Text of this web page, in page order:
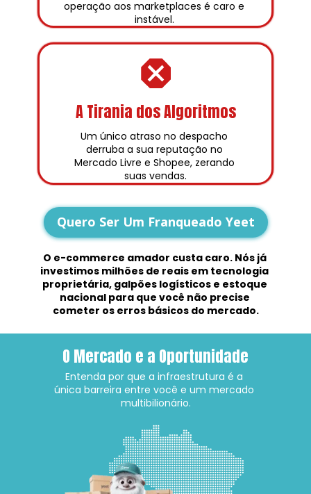
A Tirania dos Algoritmos
operação aos marketplaces é caro e
instável.
Um único atraso no despacho
derruba a sua reputação no
Mercado Livre e Shopee, zerando
suas vendas.
O e-commerce amador custa caro. Nós já
investimos milhões de reais em tecnologia
proprietária, galpões logísticos e estoque
nacional para que você não precise
cometer os erros básicos do mercado.
Quero Ser Um Franqueado Yeet
O Mercado e a Oportunidade
Entenda por que a infraestrutura é a
única barreira entre você e um mercado
multibilionário.